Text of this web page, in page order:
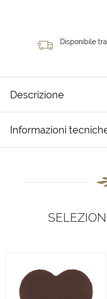
Disponibile
Descrizione
Informazioni